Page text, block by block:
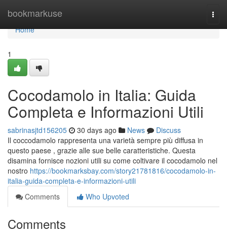
bookmarkuse
Home
Home
1
Cocodamolo in Italia: Guida
Completa e Informazioni Utili
sabrinasjtd156205 30 days ago News
Discuss
Il coccodamolo rappresenta una varietà sempre più diffusa in
questo paese , grazie alle sue belle caratteristiche. Questa
disamina fornisce nozioni utili su come coltivare il cocodamolo nel
nostro https://bookmarksbay.com/story21781816/cocodamolo-in-
italia-guida-completa-e-informazioni-utili
Comments
Who Upvoted
Comments